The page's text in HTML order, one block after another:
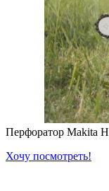
Перфоратор Makita
Хочу посмотреть!